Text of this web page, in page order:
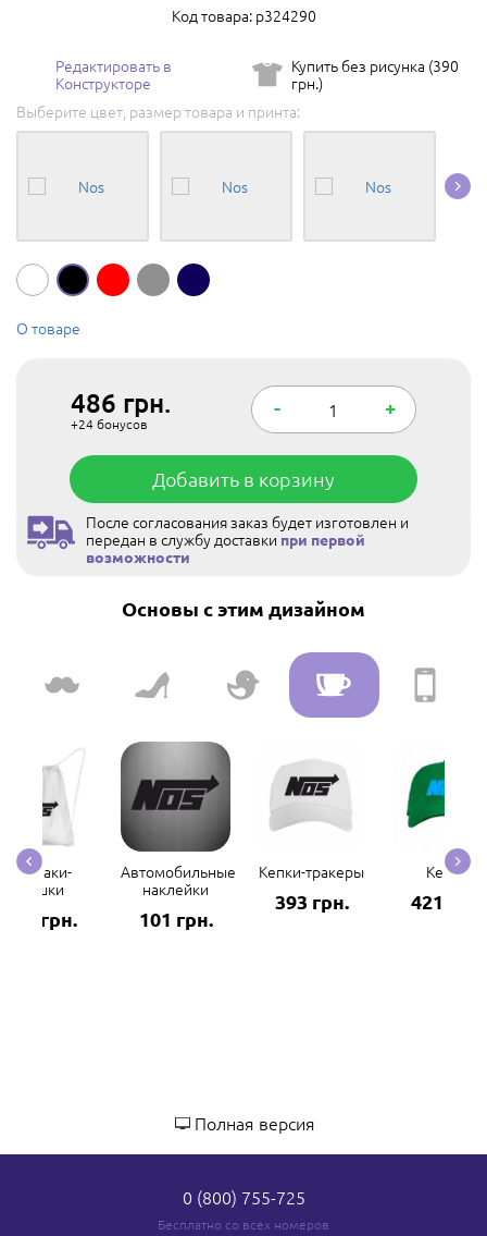
Код товара: p324290
Редактировать в
Конструкторе
Купить без рисунка (390
грн.)
Выберите цвет, размер товара и принта:
О товаре
486 грн.
+24бонусов
- +
Добавить в корзину
После согласования заказ будет изготовлен и
передан в службу доставки при первой
возможности
Основы с этим дизайном
Рюкзаки-
мешки
298 грн.
Автомобильные
наклейки
101 грн.
Кепки-тракеры
393 грн.
Кепки
421 грн.
Полная версия
0 (800) 755-725
Бесплатно со всех номеров